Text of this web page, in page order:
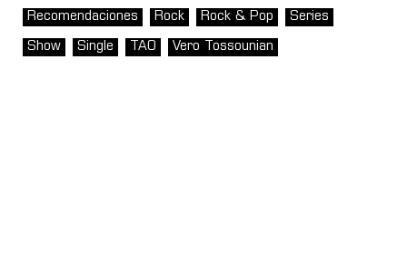
Recomendaciones Rock Rock & Pop Series
Show Single TAO Vero Tossounian